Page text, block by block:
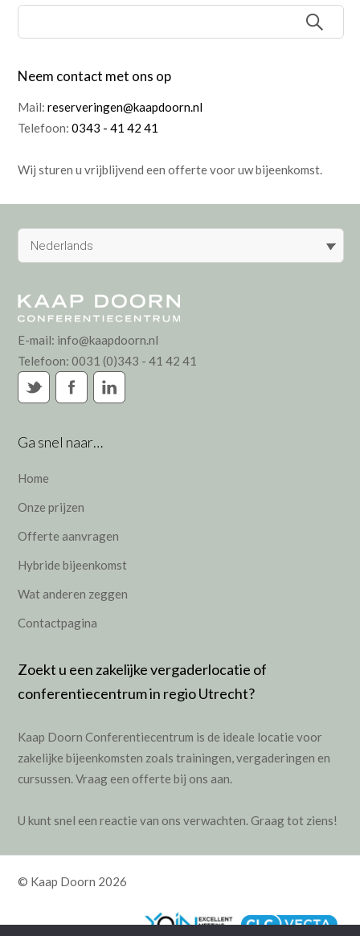
Neem contact met ons op
Mail:reserveringen@kaapdoorn.nl
Telefoon:0343 - 41 42 41
Wij sturen u vrijblijvend een offerte voor uw bijeenkomst.
Nederlands
E-mail: info@kaapdoorn.nl
Telefoon:0031 (0)343 - 41 42 41
Ga snel naar…
Home
Onze prijzen
Offerte aanvragen
Hybride bijeenkomst
Wat anderen zeggen
Contactpagina
Zoekt u een zakelijke vergaderlocatie of
conferentiecentrum in regio Utrecht?
Kaap Doorn Conferentiecentrum is de ideale locatie voor
zakelijke bijeenkomsten zoalstrainingen,vergaderingen en
cursussen.Vraag een offerte bij ons aan.
U kunt snel een reactie van ons verwachten. Graag tot ziens!
© Kaap Doorn 2026